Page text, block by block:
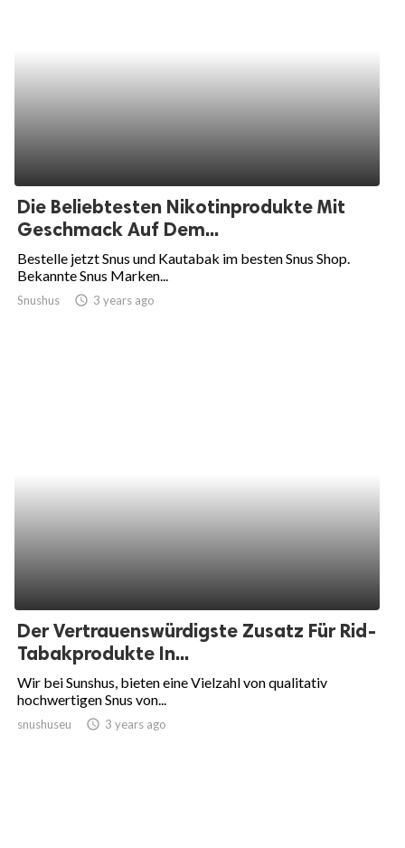
Die Beliebtesten Nikotinprodukte Mit
Geschmack Auf Dem...
Bestelle jetzt Snus und Kautabak im besten Snus Shop.
Bekannte Snus Marken...
Snushus access_time 3 years ago
Der Vertrauenswürdigste Zusatz Für Rid-
Tabakprodukte In...
Wir bei Sunshus, bieten eine Vielzahl von qualitativ
hochwertigen Snus von...
snushuseu access_time 3 years ago